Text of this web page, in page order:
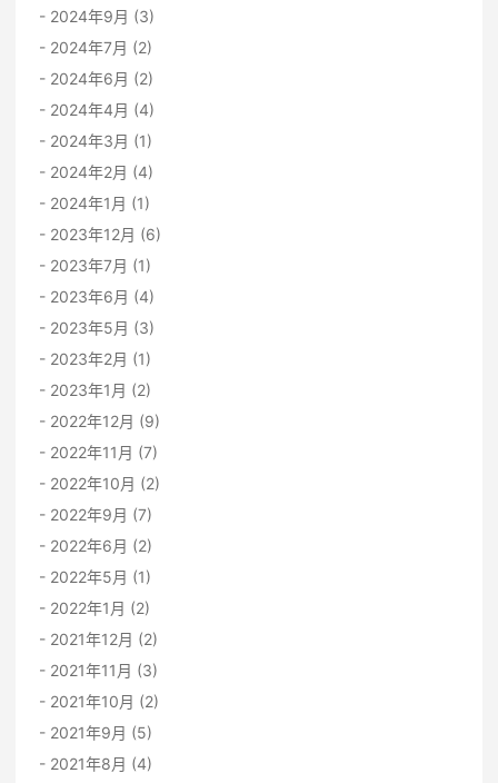
2024年9月 (3)
2024年7月 (2)
2024年6月 (2)
2024年4月 (4)
2024年3月 (1)
2024年2月 (4)
2024年1月 (1)
2023年12月 (6)
2023年7月 (1)
2023年6月 (4)
2023年5月 (3)
2023年2月 (1)
2023年1月 (2)
2022年12月 (9)
2022年11月 (7)
2022年10月 (2)
2022年9月 (7)
2022年6月 (2)
2022年5月 (1)
2022年1月 (2)
2021年12月 (2)
2021年11月 (3)
2021年10月 (2)
2021年9月 (5)
2021年8月 (4)